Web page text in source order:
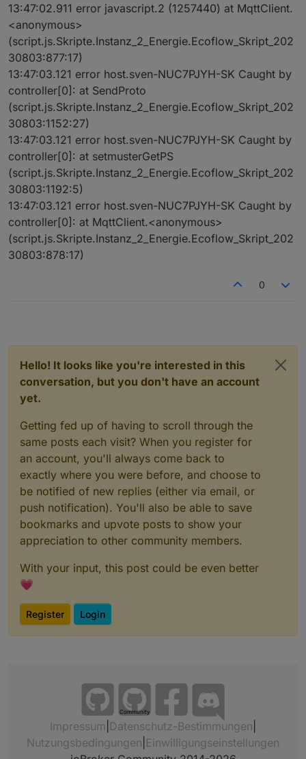
13:47:02.911 error javascript.2 (1257440) at MqttClient.
<anonymous>
(script.js.Skripte.Instanz_2_Energie.Ecoflow_Skript_202
30803:877:17)
13:47:03.121 error host.sven-NUC7PJYH-SK Caught by
controller[0]: at SendProto
(script.js.Skripte.Instanz_2_Energie.Ecoflow_Skript_202
30803:1152:27)
13:47:03.121 error host.sven-NUC7PJYH-SK Caught by
controller[0]: at setmusterGetPS
(script.js.Skripte.Instanz_2_Energie.Ecoflow_Skript_202
30803:1192:5)
13:47:03.121 error host.sven-NUC7PJYH-SK Caught by
controller[0]: at MqttClient.<anonymous>
(script.js.Skripte.Instanz_2_Energie.Ecoflow_Skript_202
30803:878:17)
0
Hello! It looks like you're interested in this
conversation, but you don't have an account
yet.
Getting fed up of having to scroll through the
same posts each visit? When you register for
an account, you'll always come back to
exactly where you were before, and choose to
be notified of new replies (either via email, or
push notification). You'll also be able to save
bookmarks and upvote posts to show your
appreciation to other community members.
With your input, this post could be even better
💗
Register Login
Community
Impressum Datenschutz-Bestimmungen
Nutzungsbedingungen Einwilligungseinstellungen